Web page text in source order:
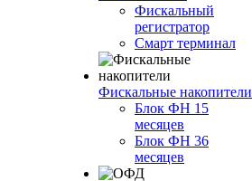
Фискальный
регистратор
Смарт терминал
Фискальные накопители
Блок ФН 15
месяцев
Блок ФН 36
месяцев